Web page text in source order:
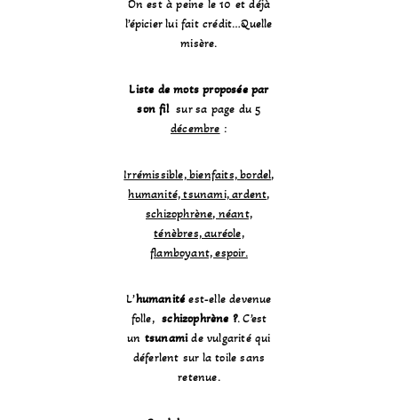
On est à peine le 10 et déjà
l’épicier lui fait crédit…Quelle
misère.
Liste de mots proposée par
son filsur sa page du5
décembre :
Irrémissible, bienfaits, bordel,
humanité, tsunami, ardent,
schizophrène, néant,
ténèbres, auréole,
flamboyant, espoir.
L’humanitéest-elle devenue
folle,schizophrène ?. C’est
un tsunamide vulgarité qui
déferlent sur la toile sans
retenue.